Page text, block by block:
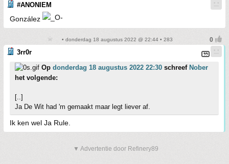
#ANONIEM
González
• donderdag 18 augustus 2022 @ 22:44 • 283
3rr0r
Op donderdag 18 augustus 2022 22:30 schreef Nober
het volgende:
[..]
Ja De Wit had 'm gemaakt maar legt liever af.
Ik ken wel Ja Rule.
▼ Advertentie door Refinery89